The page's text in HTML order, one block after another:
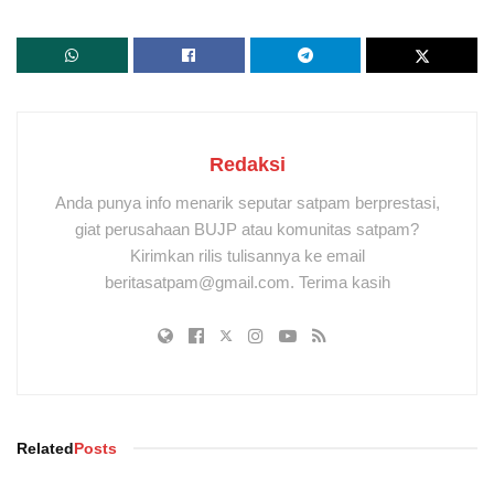
Redaksi
Anda punya info menarik seputar satpam berprestasi,
giat perusahaan BUJP atau komunitas satpam?
Kirimkan rilis tulisannya ke email
beritasatpam@gmail.com. Terima kasih
RelatedPosts